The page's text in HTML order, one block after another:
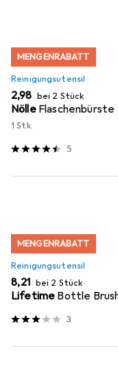
MENGENRABATT
Reinigungsutensil
EUR
2,98 bei 2 Stück
Nölle Flaschenbürste
1 Stk.
5
MENGENRABATT
Reinigungsutensil
EUR
8,21 bei 2 Stück
Lifetime Bottle
3